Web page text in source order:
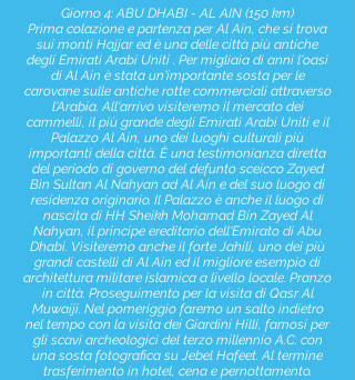
Giorno 4: ABU DHABI - AL AIN (150 km)
Prima colazione e partenza per Al Ain, che si trova
sui monti Hajjar ed è una delle città più antiche
degli Emirati Arabi Uniti . Per migliaia di anni l'oasi
di Al Ain è stata un'importante sosta per le
carovane sulle antiche rotte commerciali attraverso
l'Arabia. All'arrivo visiteremo il mercato dei
cammelli, il più grande degli Emirati Arabi Uniti e il
Palazzo Al Ain, uno dei luoghi culturali più
importanti della città. È una testimonianza diretta
del periodo di governo del defunto sceicco Zayed
Bin Sultan Al Nahyan ad Al Ain e del suo luogo di
residenza originario. Il Palazzo è anche il luogo di
nascita di HH Sheikh Mohamad Bin Zayed Al
Nahyan, il principe ereditario dell'Emirato di Abu
Dhabi. Visiteremo anche il forte Jahili, uno dei più
grandi castelli di Al Ain ed il migliore esempio di
architettura militare islamica a livello locale. Pranzo
in città. Proseguimento per la visita di Qasr Al
Muwaiji. Nel pomeriggio faremo un salto indietro
nel tempo con la visita dei Giardini Hilli, famosi per
gli scavi archeologici del terzo millennio A.C. con
una sosta fotografica su Jebel Hafeet. Al termine
trasferimento in hotel, cena e pernottamento.